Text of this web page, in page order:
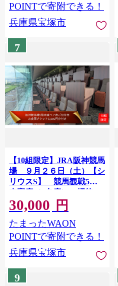
POINTで寄附できる！
兵庫県宝塚市
7
【10組限定】JRA阪神競馬
場 ９月２６日（土）【シ
リウスS】 競馬観戦5階
来賓席（2名席）ご招待
（お食事チケット付き・ド
レスコードあり）
30,000 円
たまったWAON
POINTで寄附できる！
兵庫県宝塚市
9